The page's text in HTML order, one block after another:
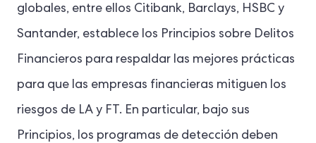
globales, entre ellos Citibank, Barclays, HSBC y
Santander, establece los Principios sobre Delitos
Financieros para respaldar las mejores prácticas
para que las empresas financieras mitiguen los
riesgos de LA y FT. En particular, bajo sus
Principios, los programas de detección deben